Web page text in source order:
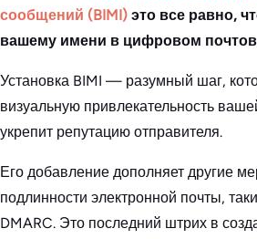
сообщений (BIMI) это все равно,
вашему имени в цифровом
Установка BIMI — разумный шаг,
визуальную привлекательность
укрепит репутацию отправителя.
Его добавление дополняет другие
подлинности электронной почты,
DMARC. Это последний штрих в